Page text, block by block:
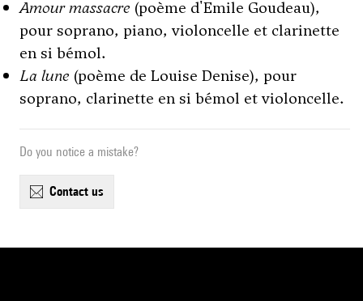
Amour massacre (poème d'Emile Goudeau),
pour soprano, piano, violoncelle et clarinette
en si bémol.
La lune (poème de Louise Denise), pour
soprano, clarinette en si bémol et violoncelle.
Do you notice a mistake?
contact us